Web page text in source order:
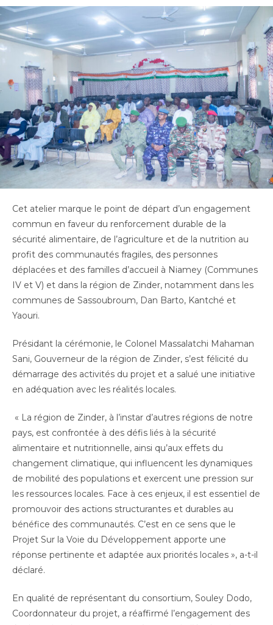
Cet atelier marque le point de départ d’un engagement
commun en faveur du renforcement durable de la
sécurité alimentaire, de l’agriculture et de la nutrition au
profit des communautés fragiles, des personnes
déplacées et des familles d’accueil à Niamey (Communes
IV et V) et dans la région de Zinder, notamment dans les
communes de Sassoubroum, Dan Barto, Kantché et
Yaouri.
Présidant la cérémonie, le Colonel Massalatchi Mahaman
Sani, Gouverneur de la région de Zinder, s’est félicité du
démarrage des activités du projet et a salué une initiative
en adéquation avec les réalités locales.
« La région de Zinder, à l’instar d’autres régions de notre
pays, est confrontée à des défis liés à la sécurité
alimentaire et nutritionnelle, ainsi qu’aux effets du
changement climatique, qui influencent les dynamiques
de mobilité des populations et exercent une pression sur
les ressources locales. Face à ces enjeux, il est essentiel de
promouvoir des actions structurantes et durables au
bénéfice des communautés. C’est en ce sens que le
Projet Sur la Voie du Développement apporte une
réponse pertinente et adaptée aux priorités locales », a-t-il
déclaré.
En qualité de représentant du consortium, Souley Dodo,
Coordonnateur du projet, a réaffirmé l’engagement des